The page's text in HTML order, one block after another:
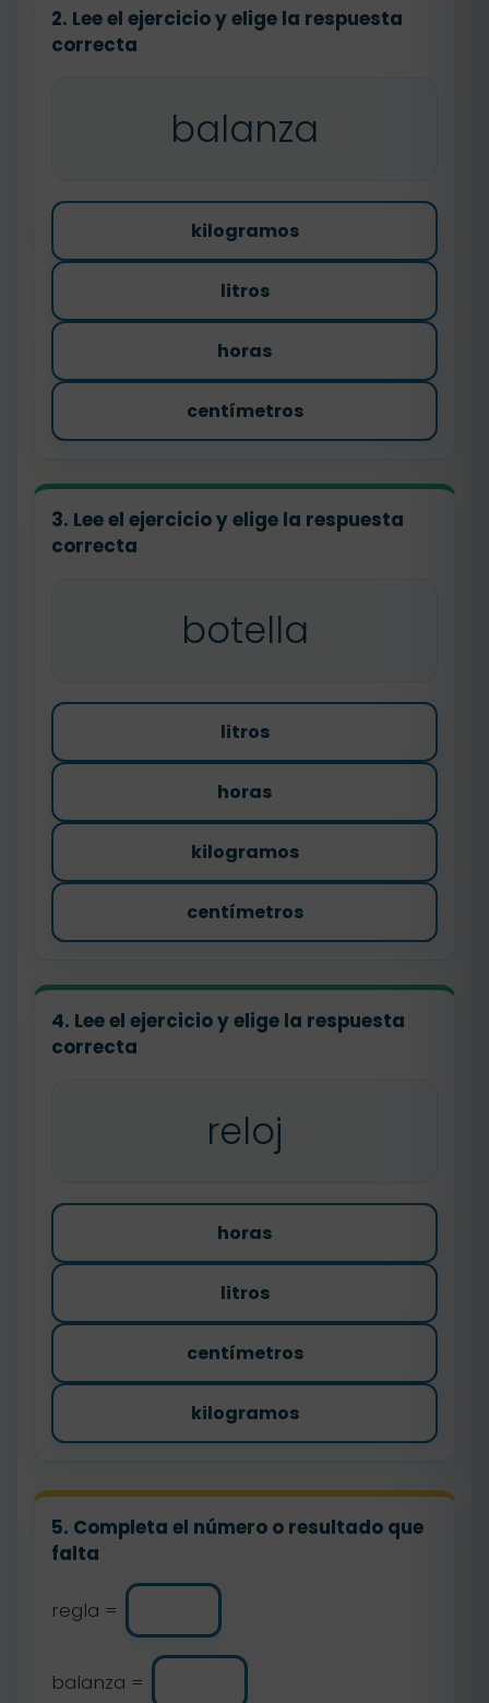
2. Lee el ejercicio y elige la respuesta
correcta
balanza
kilogramos
litros
horas
centímetros
3. Lee el ejercicio y elige la respuesta
correcta
botella
litros
horas
kilogramos
centímetros
4. Lee el ejercicio y elige la respuesta
correcta
reloj
horas
litros
centímetros
kilogramos
5. Completa el número o resultado que
falta
regla =
balanza =